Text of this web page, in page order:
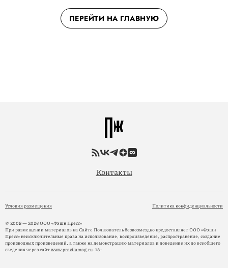
ПЕРЕЙТИ НА ГЛАВНУЮ
Контакты
Условия размещения Политика конфиденциальности
© 2005 — 2026 ООО «Фэшн Пресс»
При размещении материалов на Сайте Пользователь безвозмездно предоставляет ООО «Фэшн
Пресс» неисключительные права на использование, воспроизведение, распространение, создание
производных произведений, а также на демонстрацию материалов и доведение их до всеобщего
сведения через сайтwww.pravilamag.ru. 18+